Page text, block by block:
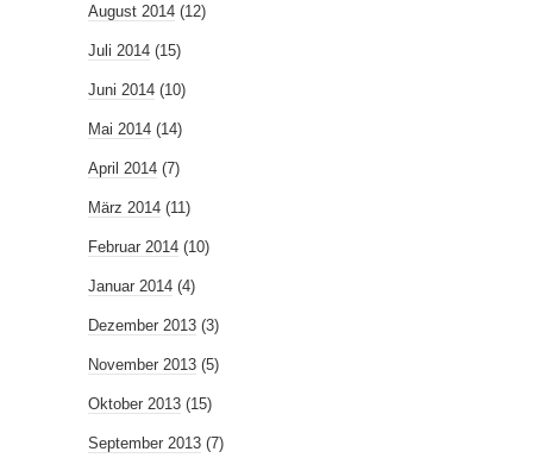
August 2014 (12)
Juli 2014 (15)
Juni 2014 (10)
Mai 2014 (14)
April 2014 (7)
März 2014 (11)
Februar 2014 (10)
Januar 2014 (4)
Dezember 2013 (3)
November 2013 (5)
Oktober 2013 (15)
September 2013 (7)